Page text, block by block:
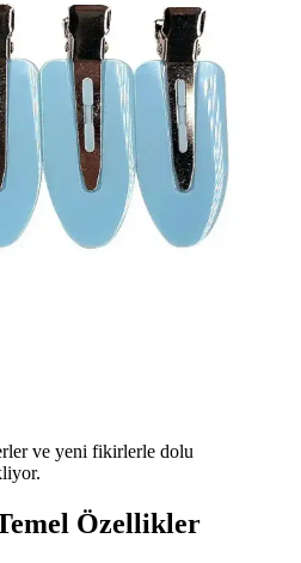
ve yeni fikirlerle dolu
Özellikler